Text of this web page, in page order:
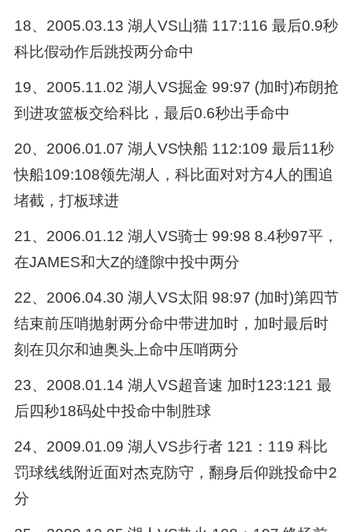
18、2005.03.13 湖人VS山猫 117:116 最后0.9秒
科比假动作后跳投两分命中
19、2005.11.02 湖人VS掘金 99:97 (加时)布朗抢
到进攻篮板交给科比，最后0.6秒出手命中
20、2006.01.07 湖人VS快船 112:109 最后11秒
快船109:108领先湖人，科比面对对方4人的围追
堵截，打板球进
21、2006.01.12 湖人VS骑士 99:98 8.4秒97平，
在JAMES和大Z的缝隙中投中两分
22、2006.04.30 湖人VS太阳 98:97 (加时)第四节
结束前压哨抛射两分命中带进加时，加时最后时
刻在贝尔和迪奥头上命中压哨两分
23、2008.01.14 湖人VS超音速 加时123:121 最
后四秒18码处中投命中制胜球
24、2009.01.09 湖人VS步行者 121：119 科比
罚球线线附近面对杰克防守，翻身后仰跳投命中2
分